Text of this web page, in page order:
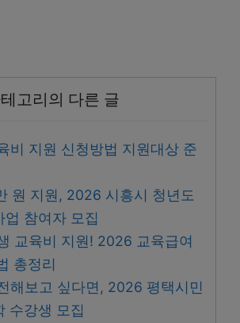
고리의 다른 글
비 지원 신청방법 지원대상 준
원 지원, 2026 시흥시 청년도
업 참여자 모집
교육비 지원! 2026 교육급여
총정리
해보고 싶다면, 2026 평택시민
수강생 모집